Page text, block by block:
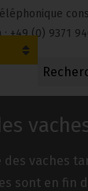
: +49 (0) 9371
vaches
sont en fin